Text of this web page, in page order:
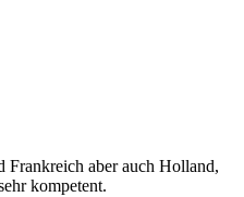
Frankreich aber auch Holland,
kompetent.